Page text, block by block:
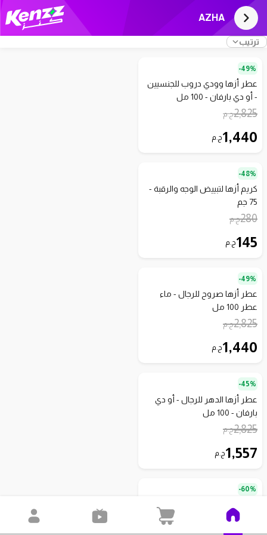
AZHA
ترتيب
49%-
عطر أزها وودي دروب للجنسيين
- أو دي بارفان - 100 مل
2,825ج.م
1,440ج.م
48%-
كريم أزها لتبييض الوجه والرقبة -
75 جم
280ج.م
145ج.م
49%-
عطر أزها صروح للرجال - ماء
عطر 100 مل
2,825ج.م
1,440ج.م
45%-
عطر أزها الدهر للرجال - أو دي
بارفان - 100 مل
2,825ج.م
1,557ج.م
60%-
ماء عطر - 100 مل